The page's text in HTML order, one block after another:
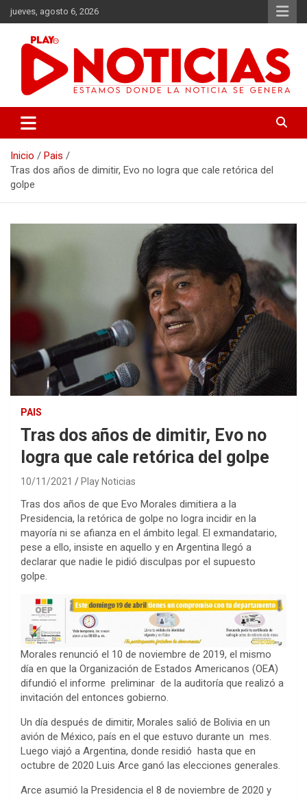
Saltar
al
contenido
jueves, agosto 6, 2026
Play Noticias
Inicio
Pais
Tras dos años de dimitir, Evo no logra que cale retórica del
golpe
PAIS
Tras dos años de dimitir, Evo no
logra que cale retórica del golpe
10/11/2021 Play Noticias
Tras dos años de que Evo Morales dimitiera a la
Presidencia, la retórica de golpe no logra incidir en la
mayoría ni se afianza en el ámbito legal. El exmandatario,
pese a ello, insiste en aquello y en Argentina llegó a
declarar que nadie le pidió disculpas por el supuesto
golpe.
Morales renunció el 10 de noviembre de 2019, el mismo
día en que la Organización de Estados Americanos (OEA)
difundió el informe preliminar de la auditoría que realizó a
invitación del entonces gobierno.
Un día después de dimitir, Morales salió de Bolivia en un
avión de México, país en el que estuvo durante un mes.
Luego viajó a Argentina, donde residió hasta que en
octubre de 2020 Luis Arce ganó las elecciones generales.
Arce asumió la Presidencia el 8 de noviembre de 2020 y